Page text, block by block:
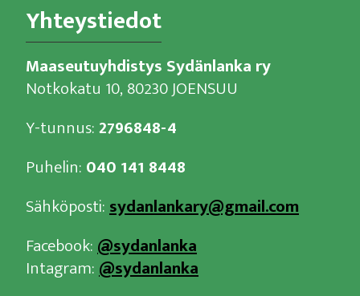
Yhteystiedot
Maaseutuyhdistys Sydänlanka ry
Notkokatu 10, 80230 JOENSUU
Y-tunnus:2796848-4
Puhelin: 040 141 8448
Sähköposti:sydanlankary@gmail.com
Facebook:@sydanlanka
Intagram:@sydanlanka